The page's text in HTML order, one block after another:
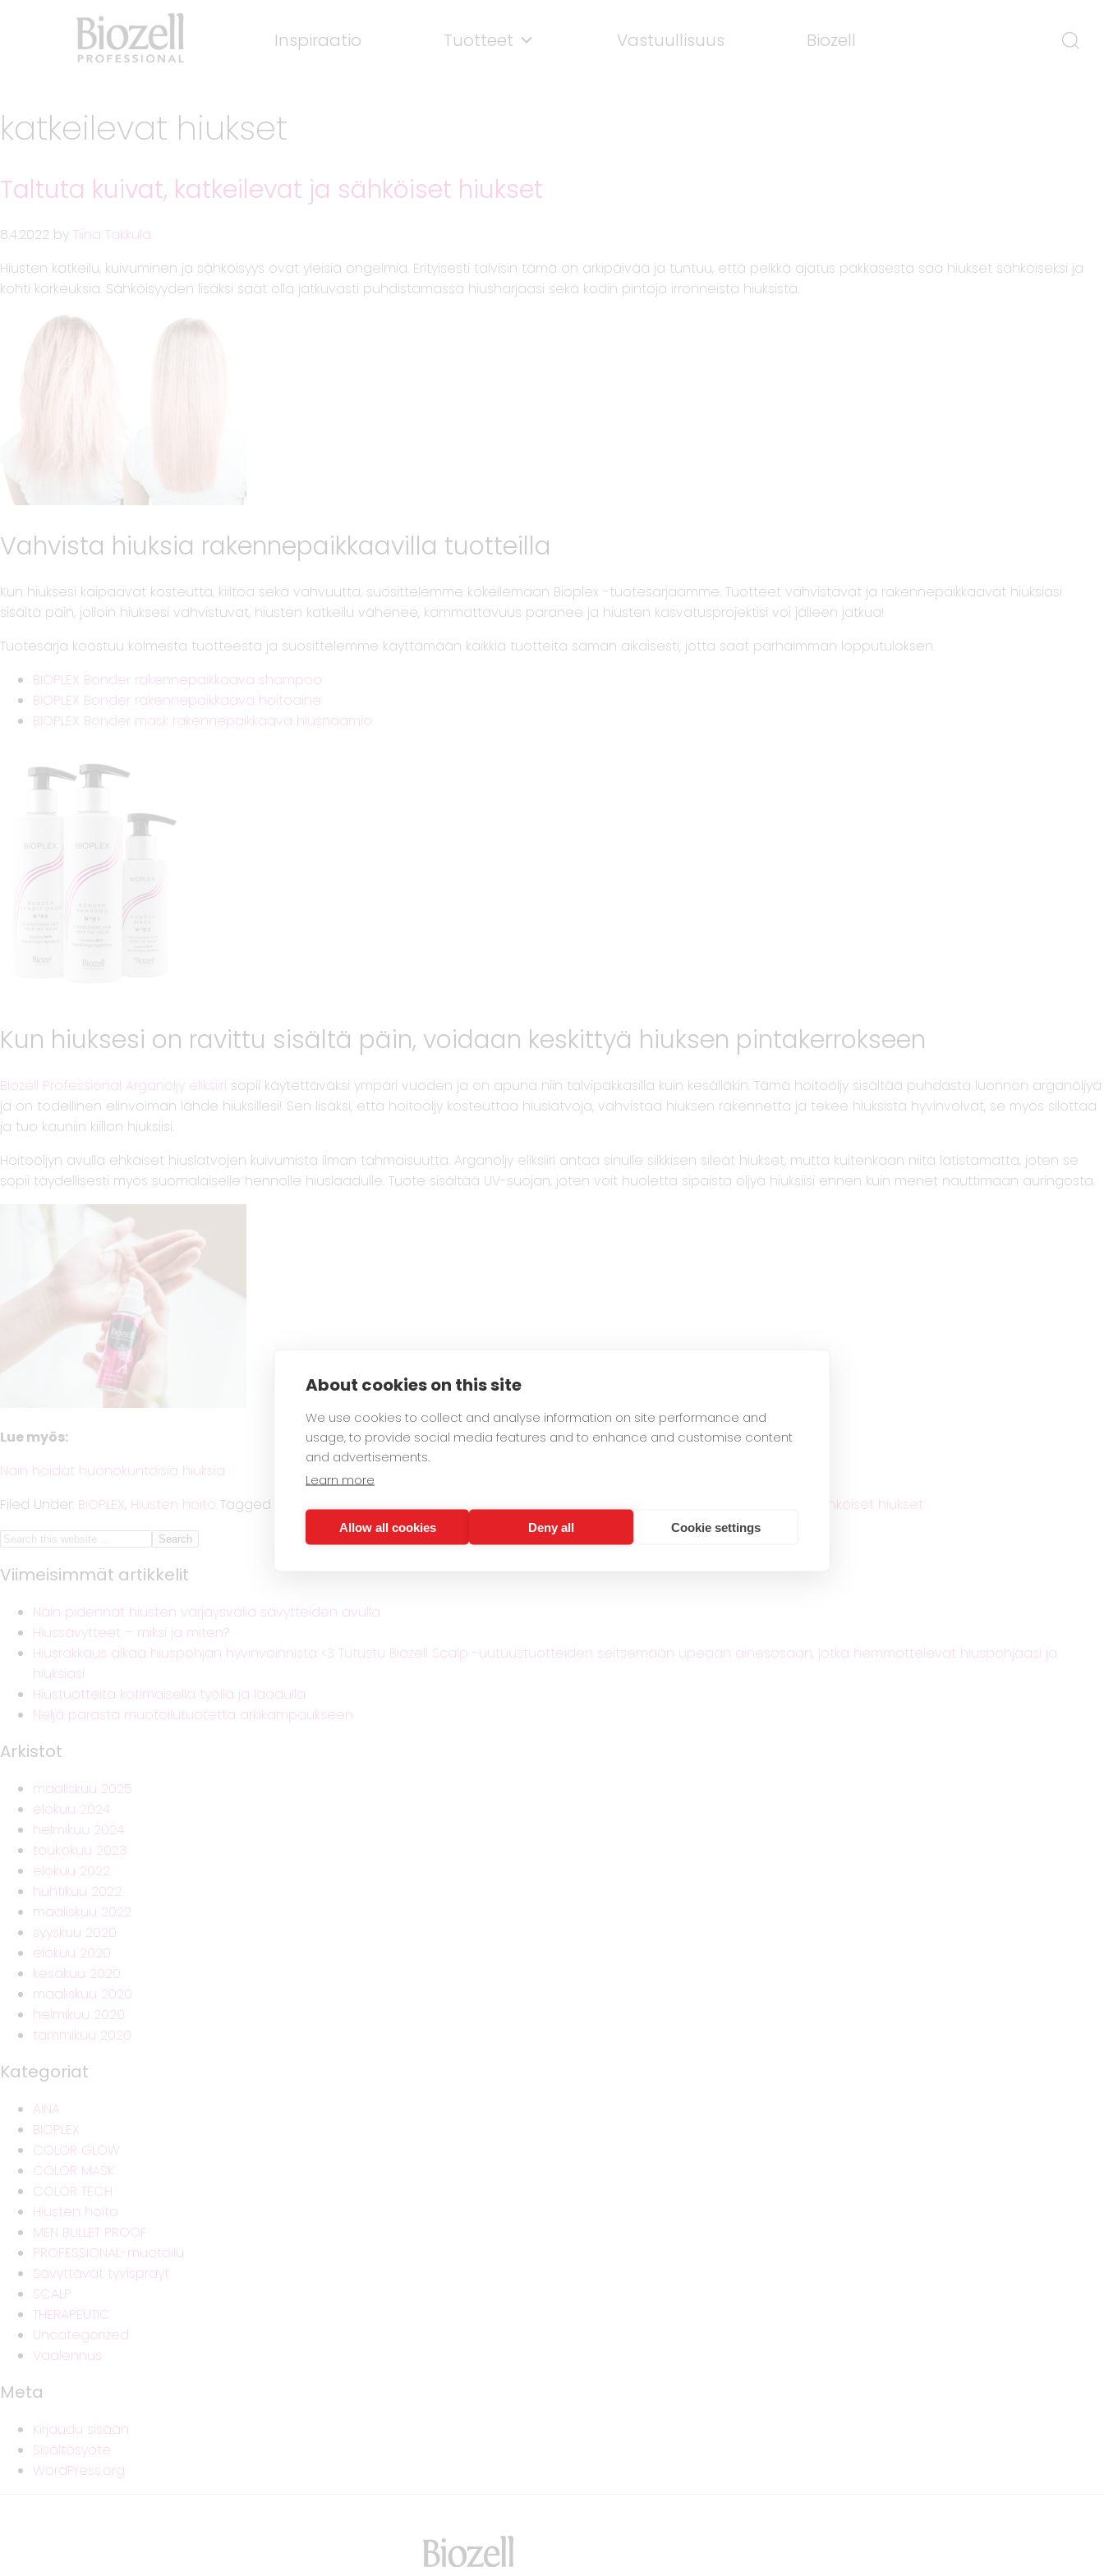
About cookies on this site
We use cookies to collect and analyse information on site performance and
usage, to provide social media features and to enhance and customise content
and advertisements.
Learn more
Allow all cookies Deny all Cookie settings
Inspiraatio Tuotteet Vastuullisuus Biozell
katkeilevat hiukset
Taltuta kuivat, katkeilevat ja sähköiset hiukset
8.4.2022 by Tiina Takkula
Hiusten katkeilu, kuivuminen ja sähköisyys ovat yleisiä ongelmia. Erityisesti talvisin tämä on arkipäivää ja tuntuu, että pelkkä ajatus pakkasesta saa hiukset sähköiseksi ja
kohti korkeuksia. Sähköisyyden lisäksi saat olla jatkuvasti puhdistamassa hiusharjaasi sekä kodin pintoja irronneista hiuksista.
Vahvista hiuksia rakennepaikkaavilla tuotteilla
Kun hiuksesi kaipaavat kosteutta, kiiltoa sekä vahvuutta, suosittelemme kokeilemaan Bioplex -tuotesarjaamme. Tuotteet vahvistavat ja rakennepaikkaavat hiuksiasi
sisältä päin, jolloin hiuksesi vahvistuvat, hiusten katkeilu vähenee, kammattavuus paranee ja hiusten kasvatusprojektisi voi jälleen jatkua!
Tuotesarja koostuu kolmesta tuotteesta ja suosittelemme käyttämään kaikkia tuotteita saman aikaisesti, jotta saat parhaimman lopputuloksen.
BIOPLEX Bonder rakennepaikkaava shampoo
BIOPLEX Bonder rakennepaikkaava hoitoaine
BIOPLEX Bonder mask rakennepaikkaava hiusnaamio
Kun hiuksesi on ravittu sisältä päin, voidaan keskittyä hiuksen pintakerrokseen
Biozell Professional Arganöljy eliksiiri sopii käytettäväksi ympäri vuoden ja on apuna niin talvipakkasilla kuin kesälläkin. Tämä hoitoöljy sisältää puhdasta luonnon arganöljyä
ja on todellinen elinvoiman lähde hiuksillesi! Sen lisäksi, että hoitoöljy kosteuttaa hiuslatvoja, vahvistaa hiuksen rakennetta ja tekee hiuksista hyvinvoivat, se myös silottaa
ja tuo kauniin kiillon hiuksiisi.
Hoitoöljyn avulla ehkäiset hiuslatvojen kuivumista ilman tahmaisuutta. Arganöljy eliksiiri antaa sinulle silkkisen sileät hiukset, mutta kuitenkaan niitä latistamatta, joten se
sopii täydellisesti myös suomalaiselle hennolle hiuslaadulle. Tuote sisältää UV-suojan, joten voit huoletta sipaista öljyä hiuksiisi ennen kuin menet nauttimaan auringosta.
Lue myös:
Näin hoidat huonokuntoisia hiuksia
Filed Under: BIOPLEX, Hiusten hoito Tagged With: hiusöljy, hoitoöljy, katkeilevat hiukset, kuivat hiukset sähköiset hiukset
Viimeisimmät artikkelit
Näin pidennät hiusten värjäysväliä sävytteiden avulla
Hiussävytteet – miksi ja miten?
Hiusrakkaus alkaa hiuspohjan hyvinvoinnista <3 Tutustu Biozell Scalp -uutuustuotteiden seitsemään upeaan ainesosaan, jotka hemmottelevat hiuspohjaasi ja
hiuksiasi
Hiustuotteita kotimaisella työllä ja laadulla
Neljä parasta muotoilutuotetta arkikampaukseen
Arkistot
maaliskuu 2025
elokuu 2024
helmikuu 2024
toukokuu 2023
elokuu 2022
huhtikuu 2022
maaliskuu 2022
syyskuu 2020
elokuu 2020
kesäkuu 2020
maaliskuu 2020
helmikuu 2020
tammikuu 2020
Kategoriat
AINA
BIOPLEX
COLOR GLOW
COLOR MASK
COLOR TECH
Hiusten hoito
MEN BULLET PROOF
PROFESSIONAL-muotoilu
Sävyttävät tyvisprayt
SCALP
THERAPEUTIC
Uncategorized
Vaalennus
Meta
Kirjaudu sisään
Sisältösyöte
WordPress.org